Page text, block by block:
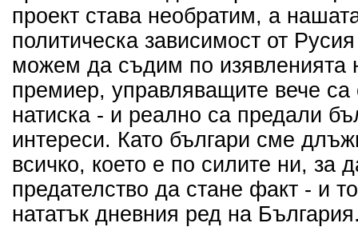
проект става необратим, а
политическа зависимост от
можем да съдим по изявленията
премиер, управляващите вече
натиска - и реално са предали
интереси. Като българи сме
всичко, което е по силите ни, за
предателство да стане факт - и
нататък дневния ред на